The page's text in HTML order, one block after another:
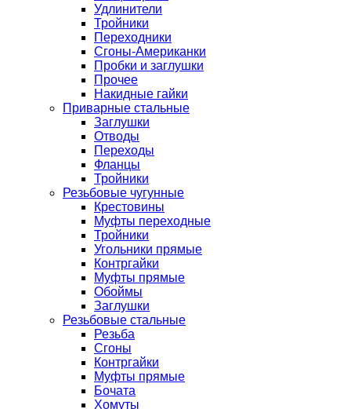
Удлинители
Тройники
Переходники
Сгоны-Американки
Пробки и заглушки
Прочее
Накидные гайки
Приварные стальные
Заглушки
Отводы
Переходы
Фланцы
Тройники
Резьбовые чугунные
Крестовины
Муфты переходные
Тройники
Угольники прямые
Контргайки
Муфты прямые
Обоймы
Заглушки
Резьбовые стальные
Резьба
Сгоны
Контргайки
Муфты прямые
Бочата
Хомуты